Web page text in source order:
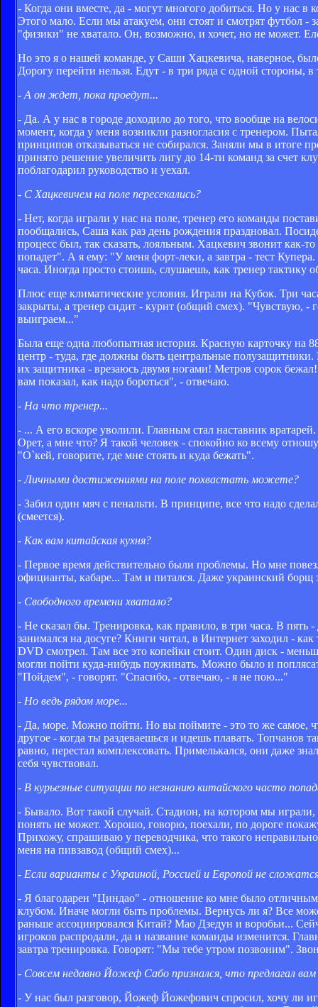
- Когда они вместе, да - могут многого добиться. Но у нас
Этого мало. Если мы атакуем, они стоят и смотрят футбол
"физики" не хватало. Он, возможно, и хочет, но не может.
Но это я о нашей команде, у Саши Хацкевича, наверное,
Дорогу перейти нельзя. Едут - в три ряда с одной стороны, в
- А он ждет, пока проедут...
- Да. А у нас в городе доходило до того, что вообще на
момент, когда у меня возникли разногласия с тренером.
принципов отказываться не собирался. Заняли мы в итоге
принято решение увеличить лигу до 14-ти команд за счет
поблагодарил руководство и уехал.
- С Хацкевичем на поле пересекались?
- Нет, когда играли у нас на поле, тренер его команды
пообщались, Саша как раз день рождения праздновал.
процесс был, так сказать, лояльным. Хацкевич звонит
попадет". А я ему: "У меня форт-леки, а завтра - тест
часа. Иногда просто стоишь, слушаешь, как тренер тактику
Плюс еще климатические условия. Играли на Кубок. Три
закрыты, а тренер сидит - курит (общий смех). "Чувствую, -
выиграем..."
Была еще одна любопытная история. Красную карточку на
центр - туда, где должны быть центральные
их защитника - врезаюсь двумя ногами! Метров сорок
вам показал, как надо бороться", - отвечаю.
- На что тренер...
- ... А его вскоре уволили. Главным стал наставник
Орет, а мне что? Я такой человек - спокойно ко всему
"О`кей, говорите, где мне стоять и куда бежать".
- Личными достижениями на поле похвастать можете?
- Забил один мяч с пенальти. В принципе, все что надо
(смеется).
- Как вам китайская кухня?
- Первое время действительно были проблемы. Но мне
официанты, кабаре... Там и питался. Даже украинский борщ
- Свободного времени хватало?
- Не сказал бы. Тренировка, как правило, в три часа. В пять
занимался на досуге? Книги читал, в Интернет заходил -
DVD смотрел. Там все это копейки стоит. Один диск -
могли пойти куда-нибудь поужинать. Можно было и
"Пойдем", - говорят. "Спасибо, - отвечаю, - я не пою..."
- Но ведь рядом море...
- Да, море. Можно пойти. Но вы поймите - это то же самое,
другое - когда ты раздеваешься и идешь плавать.
равно, перестал комплексовать. Примелькался, они даже
себя чувствовал.
- В курьезные ситуации по незнанию китайского часто
- Бывало. Вот такой случай. Стадион, на котором мы
понять не может. Хорошо, говорю, поехали, по дороге
Прихожу, спрашиваю у переводчика, что такого
меня на пивзавод (общий смех)...
- Если варианты с Украиной, Россией и Европой не
- Я благодарен "Циндао" - отношение ко мне было
клубом. Иначе могли быть проблемы. Вернусь ли я? Все
раньше ассоциировался Китай? Мао Дзедун и воробьи...
игроков распродали, да и название команды изменится.
завтра тренировка. Говорят: "Мы тебе утром позвоним".
- Совсем недавно Йожеф Сабо признался, что предлагал
- У нас был разговор, Йожеф Йожефович спросил, хочу ли